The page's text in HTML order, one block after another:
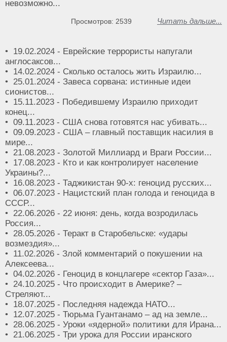
невозможно...
Читать дальше...
Просмотров: 2539
• 19.02.2024 - Еврейские террористы напугали
англосаксов...
• 14.02.2024 - Сколько осталось жить Израилю...
• 25.01.2024 - Завеса сорвана: истинные идеи
сионистов...
• 15.11.2023 - Победившему Израилю приходит
конец...
• 09.11.2023 - США снова готовятся нас убивать...
• 09.09.2023 - США – главный поставщик насилия в
мире...
• 21.08.2023 - Золотой Миллиард и Враги России...
• 17.08.2023 - Кто и как контролирует население
Украины?...
• 16.08.2023 - Таджикистан 90-х: геноцид русских...
• 06.07.2023 - Нацистский план голода и геноцида в
СССР...
• 22.06.2026 - 22 июня: день, когда возродилась
Россия...
• 28.05.2026 - Теракт в Старобельске: «удары
возмездия»...
• 11.02.2026 - Злой комментарий о покушении на
Алексеева...
• 04.02.2026 - Геноцид в концлагере «сектор Газа»...
• 24.10.2025 - Что происходит в Америке? –
Стреляют...
• 18.07.2025 - Последняя надежда НАТО...
• 12.07.2025 - Тюрьма Гуантанамо – ад на земле...
• 28.06.2025 - Уроки «ядерной» политики для Ирана...
• 21.06.2025 - Три урока для России иранского